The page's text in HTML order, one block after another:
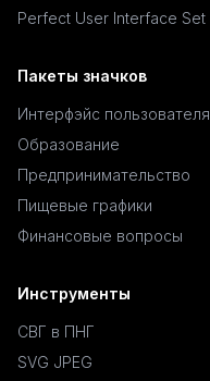
Perfect User Interface Set
Пакеты значков
Интерфэйс пользователя
Образование
Предпринимательство
Пищевые графики
Финансовые вопросы
Инструменты
СВГ в ПНГ
SVG JPEG